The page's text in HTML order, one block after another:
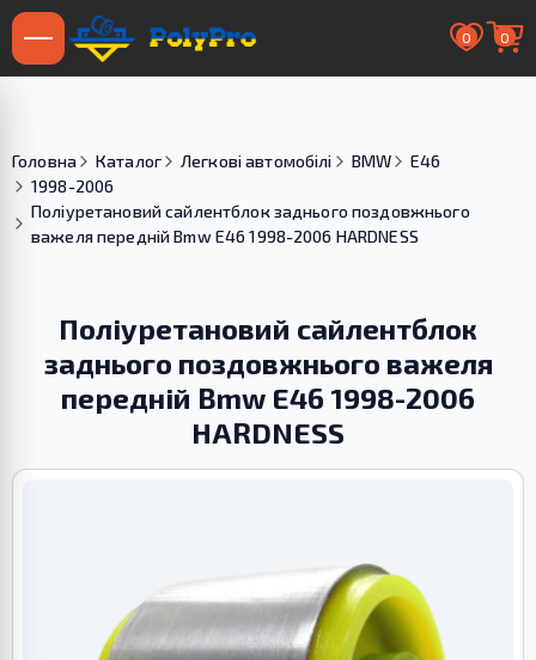
0 0
Головна Каталог Легкові автомобілі BMW
E46
1998-2006
Поліуретановий сайлентблок заднього поздовжнього
важеля передній Bmw E46 1998-2006 HARDNESS
Поліуретановий сайлентблок
заднього поздовжнього важеля
передній Bmw E46 1998-2006
HARDNESS